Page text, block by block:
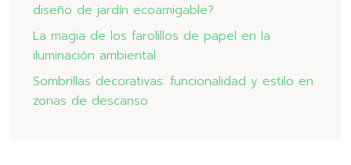
diseño de jardín ecoamigable?
La magia de los farolillos de papel en la
iluminación ambiental
Sombrillas decorativas: funcionalidad y estilo en
zonas de descanso